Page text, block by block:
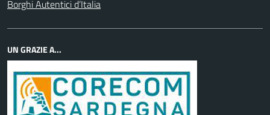
Borghi Autentici d’Italia
UN GRAZIE A...